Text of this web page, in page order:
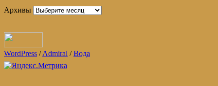
Архивы
WordPress /Admiral /Вода